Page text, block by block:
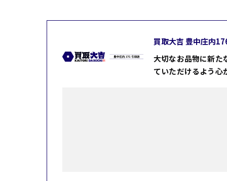
買取大吉 豊中庄内
大切なお品物に新た
ていただけるよう心